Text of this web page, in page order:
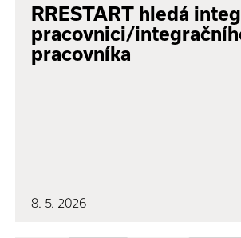
RRESTART hledá
pracovnici/
pracovníka
8. 5. 2026